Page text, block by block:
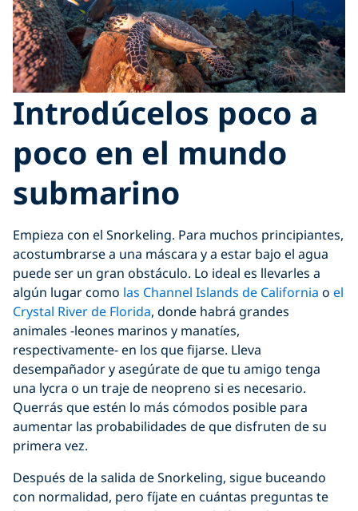
Introdúcelos poco a
poco en el mundo
submarino
Empieza con el Snorkeling. Para muchos principiantes,
acostumbrarse a una máscara y a estar bajo el agua
puede ser un gran obstáculo. Lo ideal es llevarles a
algún lugar como las Channel Islands de California o el
Crystal River de Florida, donde habrá grandes
animales -leones marinos y manatíes,
respectivamente- en los que fijarse. Lleva
desempañador y asegúrate de que tu amigo tenga
una lycra o un traje de neopreno si es necesario.
Querrás que estén lo más cómodos posible para
aumentar las probabilidades de que disfruten de su
primera vez.
Después de la salida de Snorkeling, sigue buceando
con normalidad, pero fíjate en cuántas preguntas te